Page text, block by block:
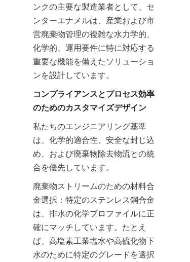
ンクの主要な製造業者として、セ
ンターエナメルは、産業および市
営廃棄物管理の複雑な水力学的、
化学的、運用要件に特に対応する
重要な機能を備えたソリューショ
ンを設計しています。
コンプライアンスとプロセス効率
のためのカスタマイズデザイン
私たちのエンジニアリング基準
は、化学的適合性、安全な封じ込
め、および廃棄物除去物流との統
合を優先しています。
廃棄物ストリームのための材料合
金選択：特定のステンレス鋼合金
は、排水の化学プロファイルに正
確にマッチしています。たとえ
ば、高塩素工業塩水や高硫化物下
水のために特定のグレードを選択